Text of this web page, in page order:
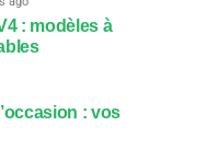
: modèles à
: vos